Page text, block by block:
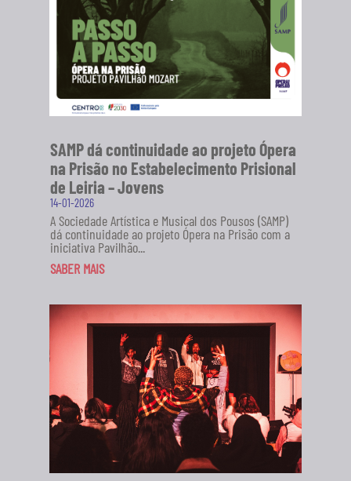
SAMP dá continuidade ao projeto Ópera
na Prisão no Estabelecimento Prisional
de Leiria – Jovens
14-01-2026
A Sociedade Artística e Musical dos Pousos (SAMP)
dá continuidade ao projeto Ópera na Prisão com a
iniciativa Pavilhão...
SABER MAIS